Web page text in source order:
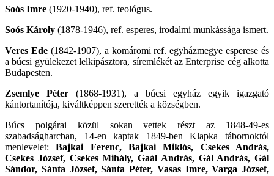
Soós Imre (1920-1940), ref. teológus.
Soós Károly (1878-1946), ref. esperes, irodalmi munkássága ismert.
Veres Ede(1842-1907), a komáromi ref. egyházmegye esperese és
a búcsi gyülekezet lelkipásztora, síremlékét az Enterprise cég alkotta
Budapesten.
Zsemlye Péter (1868-1931), a búcsi egyház egyik igazgató
kántortanítója, kiváltképpen szerették a községben.
Búcs polgárai közül sokan vettek részt az 1848-49-es
szabadságharcban, 14-en kaptak 1849-ben Klapka tábornoktól
menlevelet:Bajkai Ferenc, Bajkai Miklós, Csekes András,
Csekes József, Csekes Mihály, Gaál András, Gál András, Gál
Sándor, Sánta József, Sánta Péter, Vasas Imre, Varga József,